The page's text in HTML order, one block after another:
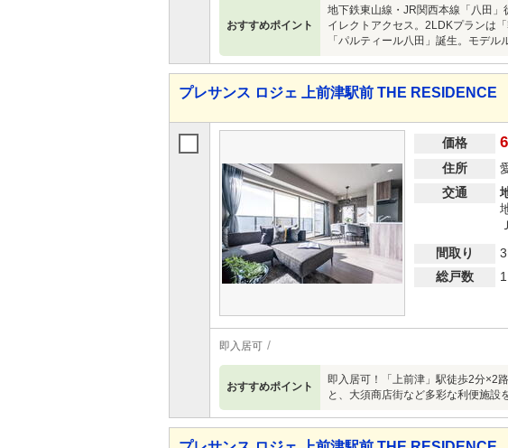
おすすめポイント
地下鉄東山線・JR関西本線「八田
イレクトアクセス。2LDKプランは
「パルティール八田」誕生。モデル
プレサンス ロジェ 上前津駅前 THE
価格
住所
交通
間取り
総戸数
即入居可
おすすめポイント
即入居可！「上前津」駅徒歩2分×2
と、大須商店街など多彩な利便施設